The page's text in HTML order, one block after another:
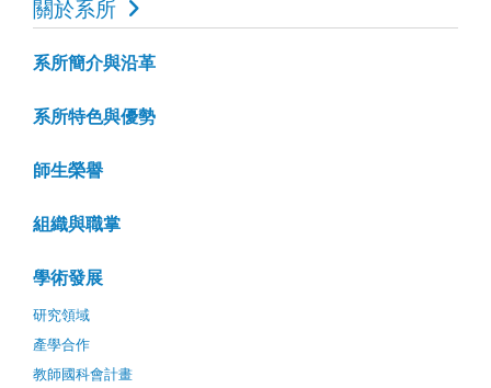
關於系所
系所簡介與沿革
系所特色與優勢
師生榮譽
組織與職掌
學術發展
研究領域
產學合作
教師國科會計畫